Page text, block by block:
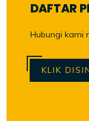
DAFTAR
Hubungi kami
KLIK